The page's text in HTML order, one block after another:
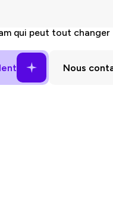
qui peut tout changer